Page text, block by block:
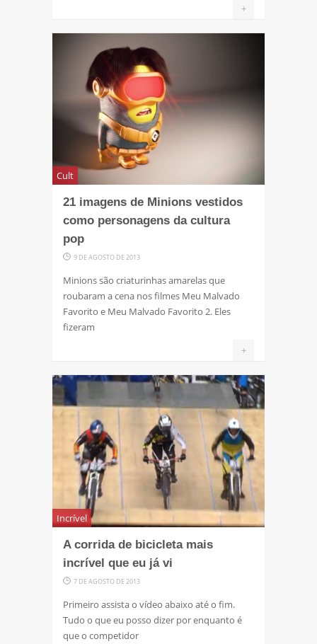
+
Cult
21 imagens de Minions vestidos
como personagens da cultura
pop
9 DE AGOSTO DE 2013
Minions são criaturinhas amarelas que
roubaram a cena nos filmes Meu Malvado
Favorito e Meu Malvado Favorito 2. Eles
fizeram
+
Incrível
A corrida de bicicleta mais
incrível que eu já vi
7 DE AGOSTO DE 2013
Primeiro assista o vídeo abaixo até o fim.
Tudo o que eu posso dizer por enquanto é
que o competidor